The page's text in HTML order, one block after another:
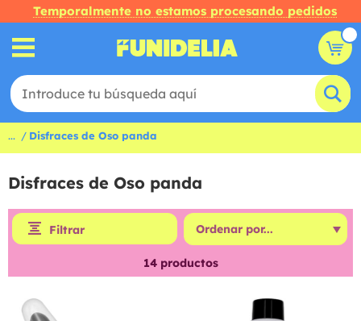
Temporalmente no estamos procesando pedidos
... Disfraces de Oso panda
Disfraces de Oso panda
Filtrar
14productos